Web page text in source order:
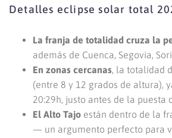
Detalles eclipse solar total
La franja de totalidad cruza la
además de Cuenca, Segovia,
En zonas cercanas, la totalidad
(entre 8 y 12 grados de altura),
20:29h, justo antes de la puesta
El Alto Tajo están dentro de la
— un argumento perfecto para